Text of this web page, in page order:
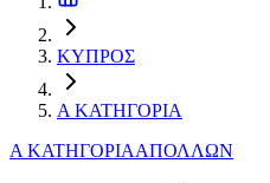
ΚΥΠΡΟΣ
Α ΚΑΤΗΓΟΡΙΑ
Α ΚΑΤΗΓΟΡΙΑΑΠΟΛΛΩΝ